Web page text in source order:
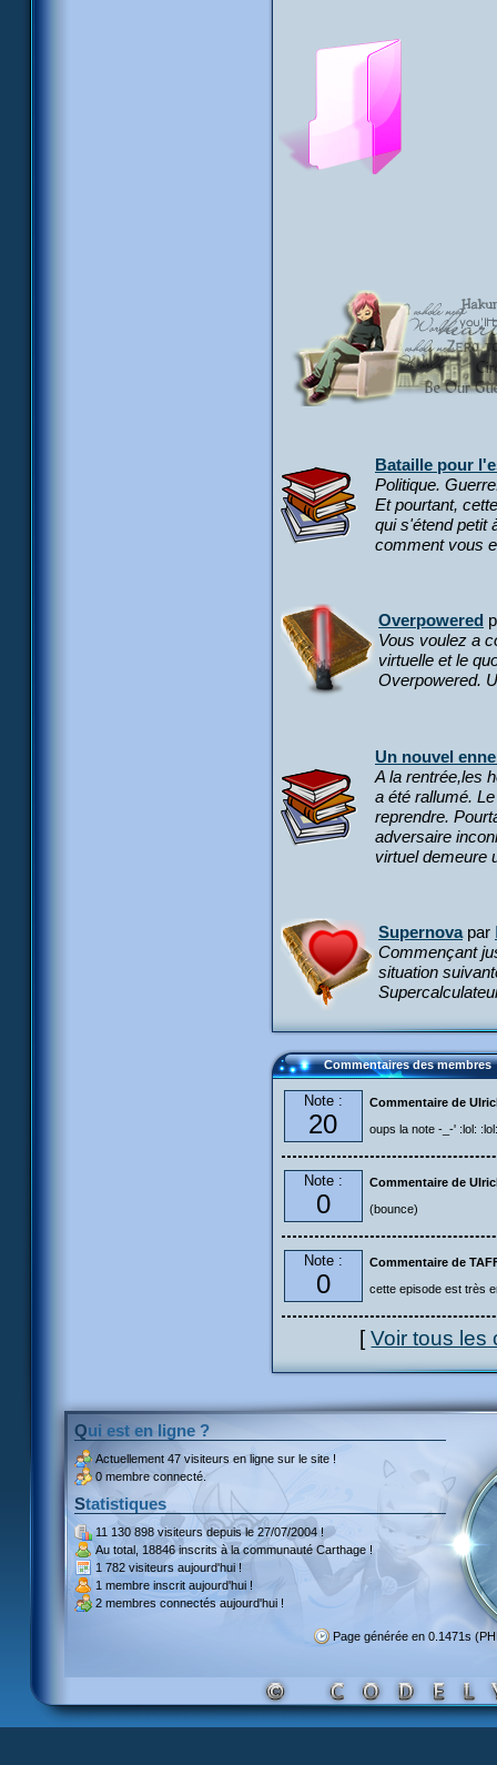
Bataille pour
Politique.
Et pourtant,
qui s'étend petit
comment vous
Overpowered
Vous voulez a
virtuelle et le
Overpowered.
Un nouvel
A la rentrée,les
a été rallumé.
reprendre.
adversaire
virtuel demeure
Supernovapar
Commençant
situation
Commentaires des membres
Note :
20
Commentaire de
oups la note -_-' :lol:
Note :
0
Commentaire de
(bounce)
Note :
0
Commentaire de
cette episode est très
[Voir tous les
Qui est en ligne ?
Actuellement 47 visiteurs en ligne sur le site !
0 membre connecté.
Statistiques
11 130 898 visiteursdepuis le 27/07/2004 !
Au total, 18846 inscritsà la communauté Carthage !
1 782 visiteurs aujourd'hui !
1 membre inscrit aujourd'hui !
2 membres connectés aujourd'hui !
Page générée en 0.1471s